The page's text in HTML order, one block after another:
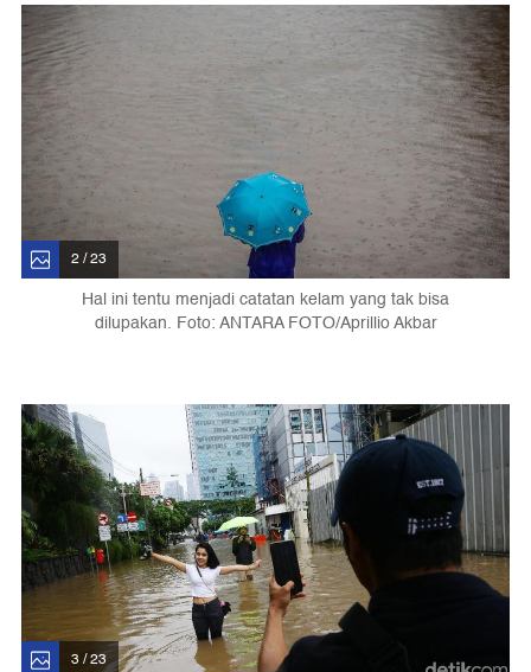
2 / 23
Hal ini tentu menjadi catatan kelam yang tak bisa
dilupakan. Foto: ANTARA FOTO/Aprillio Akbar
3 / 23